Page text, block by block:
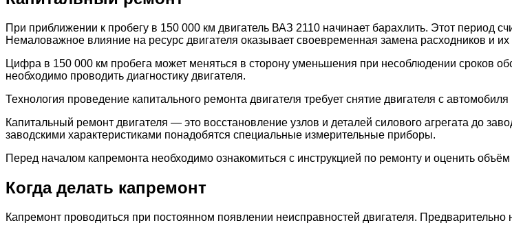
При приближении к пробегу в 150 000 км двигатель ВАЗ 2110 начинает барахлить. Этот период
Немаловажное влияние на ресурс двигателя оказывает своевременная замена расходников и их
Цифра в 150 000 км пробега может меняться в сторону уменьшения при несоблюдении сроков
необходимо проводить диагностику двигателя.
Технология проведение капитального ремонта двигателя требует снятие двигателя с автомобиля
Капитальный ремонт двигателя — это восстановление узлов и деталей силового агрегата до
заводскими характеристиками понадобятся специальные измерительные приборы.
Перед началом капремонта необходимо ознакомиться с инструкцией по ремонту и оценить
Когда делать капремонт
Капремонт проводиться при постоянном появлении неисправностей двигателя.